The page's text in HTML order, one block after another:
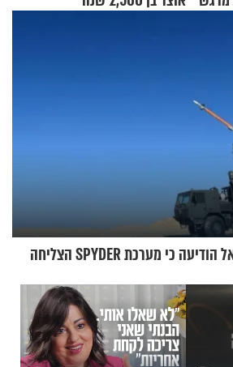
ניסוי מוצלח: חברת רפאל הודיעה כי מערכת SPYDER הצליחה